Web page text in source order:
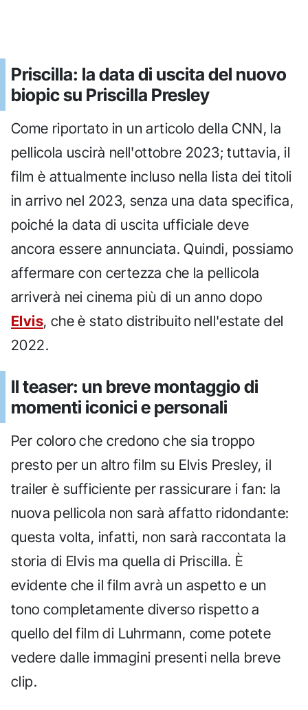
Priscilla: la data di uscita del nuovo
biopic su Priscilla Presley
Come riportato in un articolo della CNN, la
pellicola uscirà nell'ottobre 2023; tuttavia, il
film è attualmente incluso nella lista dei titoli
in arrivo nel 2023, senza una data specifica,
poiché la data di uscita ufficiale deve
ancora essere annunciata. Quindi, possiamo
affermare con certezza che la pellicola
arriverà nei cinema più di un anno dopo
Elvis, che è stato distribuito nell'estate del
2022.
Il teaser: un breve montaggio di
momenti iconici e personali
Per coloro che credono che sia troppo
presto per un altro film su Elvis Presley, il
trailer è sufficiente per rassicurare i fan: la
nuova pellicola non sarà affatto ridondante:
questa volta, infatti, non sarà raccontata la
storia di Elvis ma quella di Priscilla. È
evidente che il film avrà un aspetto e un
tono completamente diverso rispetto a
quello del film di Luhrmann, come potete
vedere dalle immagini presenti nella breve
clip.